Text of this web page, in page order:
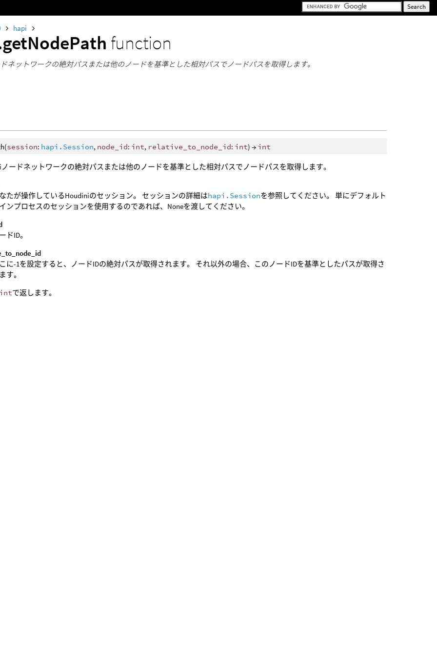
hapi
function
ネットワークの絶対パスまたは他のノードを基準とした相対パスでノードパスを取得します。
session: hapi.Session, node_id: int, relative_to_node_id: int) → int
ノードネットワークの絶対パスまたは他のノードを基準とした相対パスでノードパスを取得します。
たが操作しているHoudiniのセッション。 セッションの詳細はhapi.Sessionを参照してください。 単にデフォルト
ンプロセスのセッションを使用するのであれば、Noneを渡してください。
ドID。
に-1を設定すると、ノードIDの絶対パスが取得されます。 それ以外の場合、このノードIDを基準としたパスが取得さ
す。
intで返します。